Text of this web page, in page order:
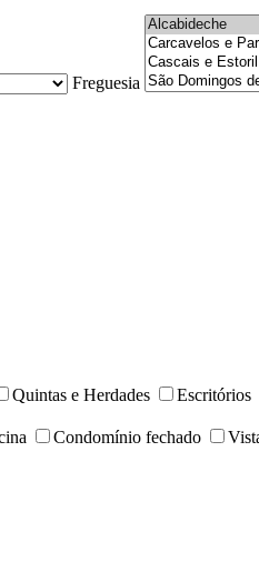
Freguesia
Quintas e Herdades Escritórios
Condomínio fechado